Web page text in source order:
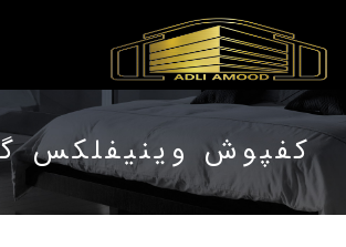
کفپوش وینیفلکس